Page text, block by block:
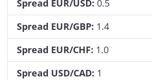
Spread EUR/USD: 0.5
Spread EUR/GBP: 1.4
Spread EUR/CHF: 1.0
Spread USD/CAD: 1